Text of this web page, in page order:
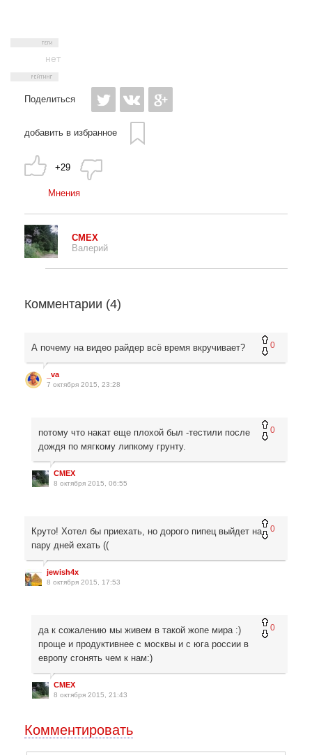
нет
Поделиться
добавить в избранное
+29
Мнения
CMEX
Валерий
Комментарии (4)
0
А почему на видео райдер всё время вкручивает?
_va
7 октября 2015, 23:28
0
потому что накат еще плохой был -тестили после
дождя по мягкому липкому грунту.
CMEX
8 октября 2015, 06:55
0
Круто! Хотел бы приехать, но дорого пипец выйдет на
пару дней ехать ((
jewish4x
8 октября 2015, 17:53
0
да к сожалению мы живем в такой жопе мира :)
проще и продуктивнее с москвы и с юга россии в
европу сгонять чем к нам:)
CMEX
8 октября 2015, 21:43
Комментировать